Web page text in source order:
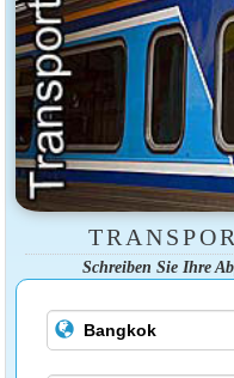
Schreiben Sie Ihre